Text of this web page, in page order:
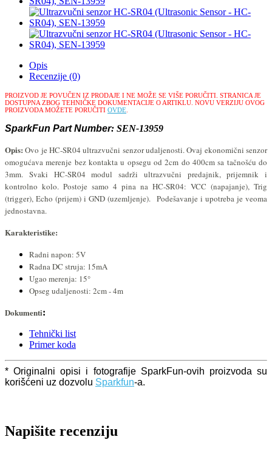
Opis
Recenzije (0)
PROIZVOD JE POVUČEN IZ PRODAJE I NE MOŽE SE VIŠE PORUČITI. STRANICA JE
DOSTUPNA ZBOG TEHNIČKE DOKUMENTACIJE O ARTIKLU. NOVU VERZIJU OVOG
PROIZVODA MOŽETE PORUČITI OVDE
SparkFun Part Number: SEN-13959
Opis: Ovo je HC-SR04 ultrazvučni senzor udaljenosti. Ovaj ekonomični senzor
omogućava merenje bez kontakta u opsegu od 2cm do 400cm sa tačnošću do
3mm. Svaki HC-SR04 modul sadrži ultrazvučni predajnik, prijemnik i
kontrolno kolo. Postoje samo 4 pina na HC-SR04: VCC (napajanje), Trig
(trigger), Echo (prijem) i GND (uzemljenje). Podešavanje i upotreba je veoma
jednostavna.
Karakteristike:
Radni napon: 5V
Radna DC struja: 15mA
Ugao merenja: 15°
Opseg udaljenosti: 2cm - 4m
Dokumenti:
Tehnički list
Primer koda
* Originalni opisi i fotografije SparkFun-ovih proizvoda su
korišćeni uz dozvolu Sparkfun-a.
Napišite recenziju